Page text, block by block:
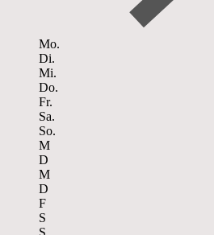
Mo.
Di.
Mi.
Do.
Fr.
Sa.
So.
M
D
M
D
F
S